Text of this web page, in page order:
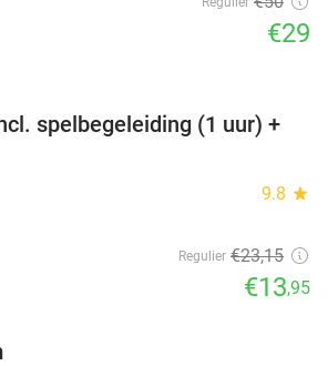
€29
spelbegeleiding (1 uur) +
9.8 star
Regulier €23,15
€13,95